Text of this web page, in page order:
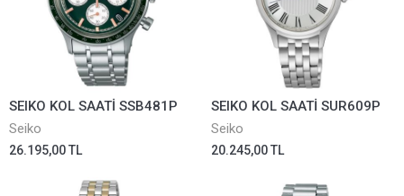
SEIKO KOL SAATİ SSB481P
Seiko
26.195,00 TL
SEIKO KOL SAATİ SUR609P
Seiko
20.245,00 TL